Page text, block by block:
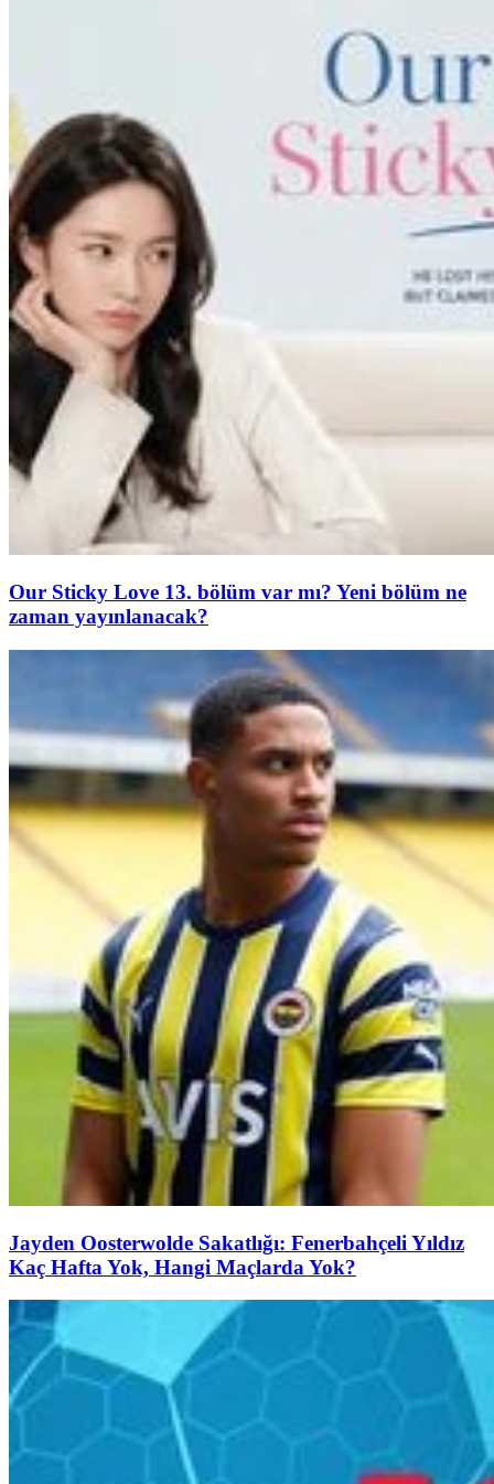
Our Sticky Love 13. bölüm var mı? Yeni bölüm ne
zaman yayınlanacak?
Jayden Oosterwolde Sakatlığı: Fenerbahçeli Yıldız
Kaç Hafta Yok, Hangi Maçlarda Yok?